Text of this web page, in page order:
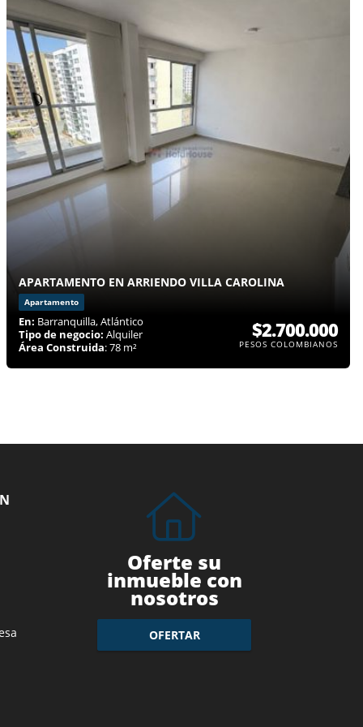
APARTAMENTO EN ARRIENDO VILLA CAROLINA
Apartamento
En: Barranquilla, Atlántico
Tipo de negocio: Alquiler
Área Construida: 78 m²
$2.700.000
PESOS COLOMBIANOS
Oferte su
inmueble con
nosotros
OFERTAR